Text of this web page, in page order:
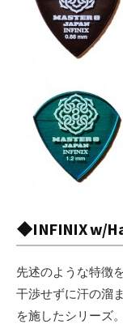
◆INFINIX w/
先述のような特徴
干渉せずに汗の溜
を施したシリーズ